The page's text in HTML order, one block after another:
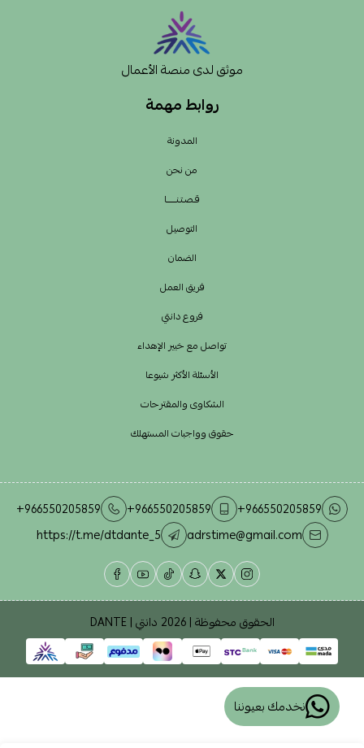
روابط مهمة
المدونة
من نحن
قـصـتـنــــــا
التوصيل
الضمان
فريق العمل
فروع دانتي
تواصل مع خبير الإهداء
الأسئلة الأكثر شيوعا
الشكاوى والمقترحات
حقوق وواجبات المستهلك
موثق لدى منصة الأعمال
+966550205859
+966550205859
+966550205859
adrstime@gmail.com
https://t.me/dtdante_5
الحقوق محفوظة | 2026 دانتي | DANTE
نخدمك بعيوننا